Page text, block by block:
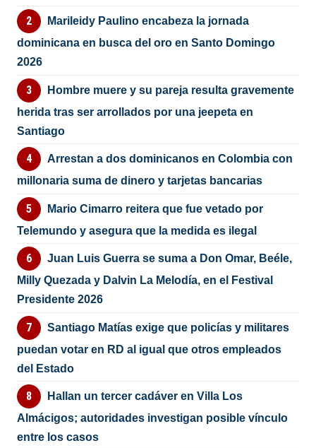
Marileidy Paulino encabeza la jornada
dominicana en busca del oro en Santo Domingo
2026
Hombre muere y su pareja resulta gravemente
herida tras ser arrollados por una jeepeta en
Santiago
Arrestan a dos dominicanos en Colombia con
millonaria suma de dinero y tarjetas bancarias
Mario Cimarro reitera que fue vetado por
Telemundo y asegura que la medida es ilegal
Juan Luis Guerra se suma a Don Omar, Beéle,
Milly Quezada y Dalvin La Melodía, en el Festival
Presidente 2026
Santiago Matías exige que policías y militares
puedan votar en RD al igual que otros empleados
del Estado
Hallan un tercer cadáver en Villa Los
Almácigos; autoridades investigan posible vínculo
entre los casos